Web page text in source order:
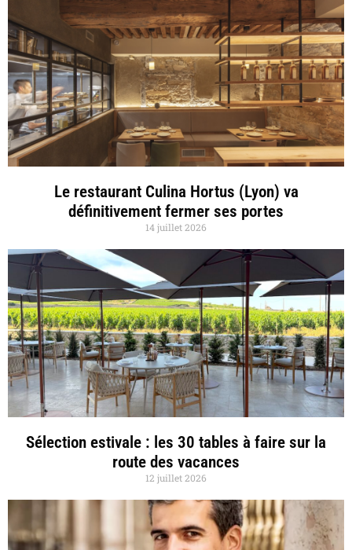
Le restaurant Culina Hortus (Lyon) va
définitivement fermer ses portes
14 juillet 2026
Sélection estivale : les 30 tables à faire sur la
route des vacances
12 juillet 2026